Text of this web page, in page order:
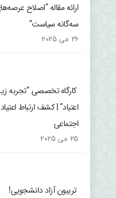
ارائه مقاله “اصلاح
سه‌گانه سیاست”
26 می 2025
کارگاه تخصصی “تجربه
اعتیاد” | کشف ارتباط
اجتماعی
25 می 2025
تریبون آزاد دانشجویی!